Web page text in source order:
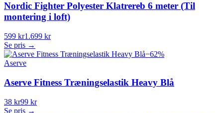
Nordic Fighter Polyester Klatrereb 6 meter (Til
montering i loft)
599 kr1.699 kr
Se pris →
−62%
Aserve
Aserve Fitness Træningselastik Heavy Blå
38 kr99 kr
Se pris →